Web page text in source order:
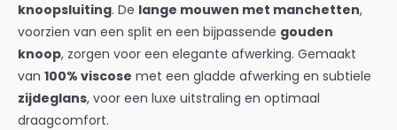
knoopsluiting. De lange mouwen met manchetten,
voorzien van een split en een bijpassende gouden
knoop, zorgen voor een elegante afwerking. Gemaakt
van 100% viscose met een gladde afwerking en subtiele
zijdeglans, voor een luxe uitstraling en optimaal
draagcomfort.